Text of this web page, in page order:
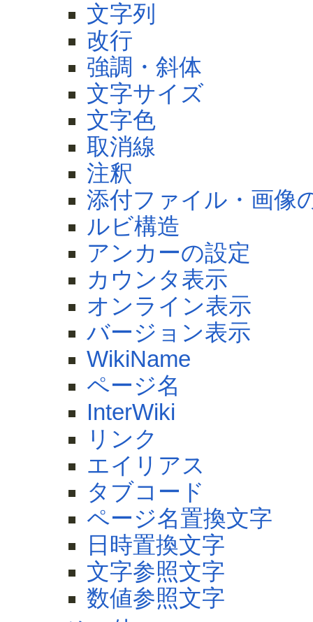
文字列
改行
強調・斜体
文字サイズ
文字色
取消線
注釈
添付ファイル・画像
ルビ構造
アンカーの設定
カウンタ表示
オンライン表示
バージョン表示
WikiName
ページ名
InterWiki
リンク
エイリアス
タブコード
ページ名置換文字
日時置換文字
文字参照文字
数値参照文字